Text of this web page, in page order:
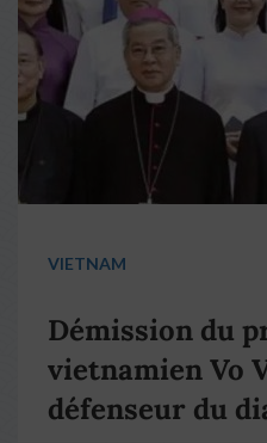
VIETNAM
Démission du
vietnamien Vo
défenseur du